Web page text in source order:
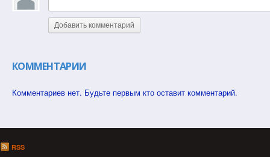
Добавить комментарий
КОММЕНТАРИИ
Комментариев нет. Будьте первым кто оставит комментарий.
RSS